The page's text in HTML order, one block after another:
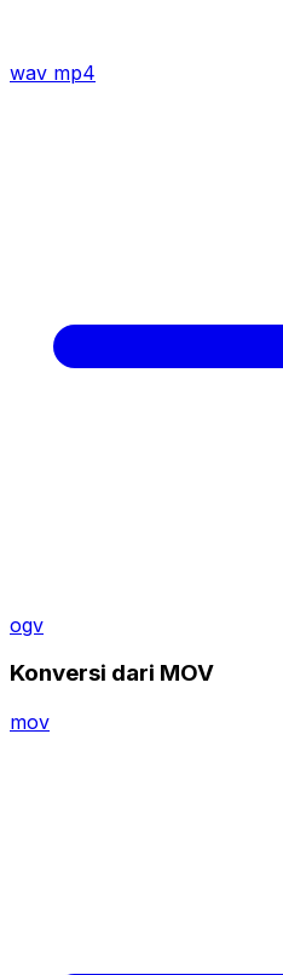
wav mp4
ogv
Konversi dari MOV
mov